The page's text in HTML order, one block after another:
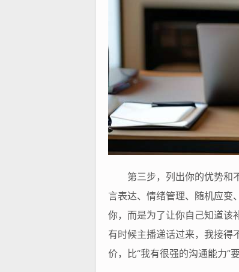
第三步，列出你的优势和
言表达、情绪管理、随机应变
你，而是为了让你自己知道该
有时候主播递话过来，我接得
价，比“我有很强的沟通能力”